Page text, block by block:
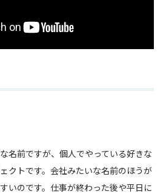
名前ですが、個人でやっている好きな
クトです。会社みたいな名前のほうが
いのです。仕事が終わった後や平日に